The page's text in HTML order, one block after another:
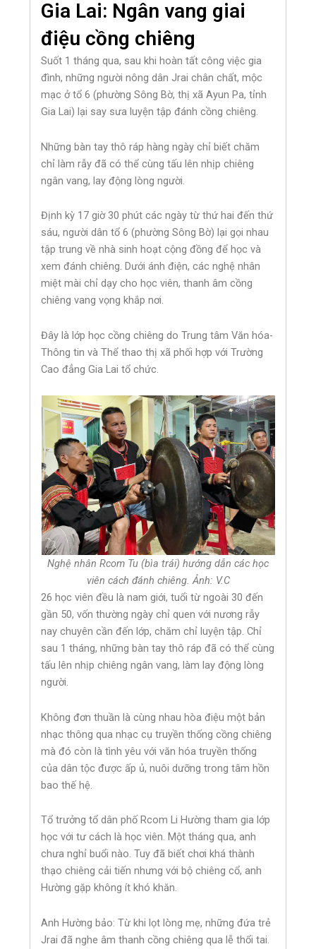
Gia Lai: Ngân vang giai
điệu cồng chiêng
Suốt 1 tháng qua, sau khi hoàn tất công việc gia
đình, những người nông dân Jrai chân chất, mộc
mạc ở tổ 6 (phường Sông Bờ, thị xã Ayun Pa, tỉnh
Gia Lai) lại say sưa luyện tập đánh cồng chiêng.
Những bàn tay thô ráp hàng ngày chỉ biết chăm
chỉ làm rẫy đã có thể cùng tấu lên nhịp chiêng
ngân vang, lay động lòng người.
Định kỳ 17 giờ 30 phút các ngày từ thứ hai đến thứ
sáu, người dân tổ 6 (phường Sông Bờ) lại gọi nhau
tập trung về nhà sinh hoạt cộng đồng để học và
xem đánh chiêng. Dưới ánh điện, các nghệ nhân
miệt mài chỉ dạy cho học viên, thanh âm cồng
chiêng vang vọng khắp nơi.
Đây là lớp học cồng chiêng do Trung tâm Văn hóa-
Thông tin và Thể thao thị xã phối hợp với Trường
Cao đẳng Gia Lai tổ chức.
Nghệ nhân Rcom Tu (bìa trái) hướng dẫn các học
viên cách đánh chiêng. Ảnh: V.C
26 học viên đều là nam giới, tuổi từ ngoài 30 đến
gần 50, vốn thường ngày chỉ quen với nương rẫy
nay chuyên cần đến lớp, chăm chỉ luyện tập. Chỉ
sau 1 tháng, những bàn tay thô ráp đã có thể cùng
tấu lên nhịp chiêng ngân vang, làm lay động lòng
người.
Không đơn thuần là cùng nhau hòa điệu một bản
nhạc thông qua nhạc cụ truyền thống cồng chiêng
mà đó còn là tình yêu với văn hóa truyền thống
của dân tộc được ấp ủ, nuôi dưỡng trong tâm hồn
bao thế hệ.
Tổ trưởng tổ dân phố Rcom Li Hường tham gia lớp
học với tư cách là học viên. Một tháng qua, anh
chưa nghỉ buổi nào. Tuy đã biết chơi khá thành
thạo chiêng cải tiến nhưng với bộ chiêng cổ, anh
Hường gặp không ít khó khăn.
Anh Hường bảo: Từ khi lọt lòng mẹ, những đứa trẻ
Jrai đã nghe âm thanh cồng chiêng qua lễ thổi tai.